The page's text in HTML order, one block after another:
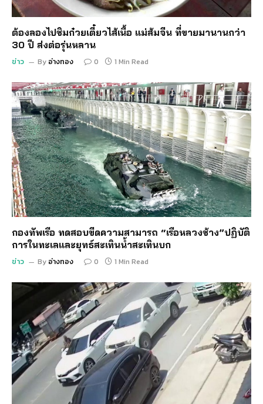
ต้องลองไปชิมก๋วยเตี๋ยวไส้เนื้อ แม่ส้มจีน ที่ขายมานานกว่า
30 ปี ส่งต่อรุ่นหลาน
ข่าว By อ่างทอง 0 1 Min Read
กองทัพเรือ ทดสอบขีดความสามารถ “เรือหลวงช้าง”ปฏิบัติ
การในทะเลและยุทธ์สะเทินน้ำสะเทินบก
ข่าว By อ่างทอง 0 1 Min Read